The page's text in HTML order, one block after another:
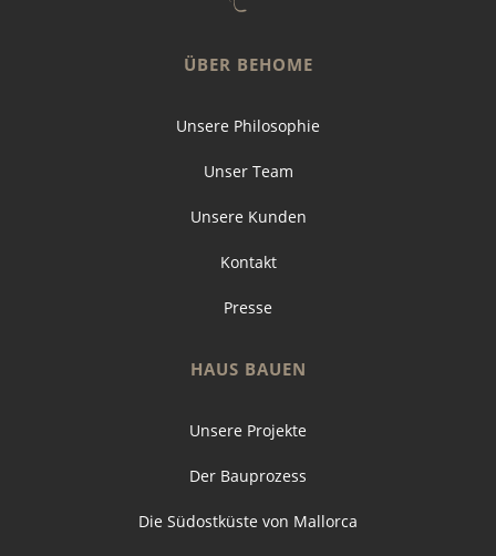
ÜBER BEHOME
Unsere Philosophie
Unser Team
Unsere Kunden
Kontakt
Presse
HAUS BAUEN
Unsere Projekte
Der Bauprozess
Die Südostküste von Mallorca